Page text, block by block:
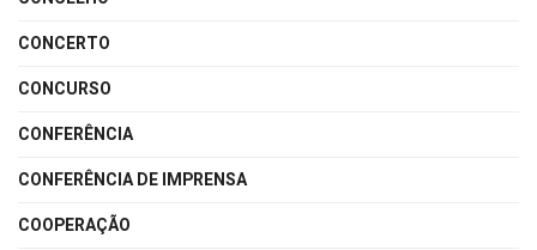
CONCERTO
CONCURSO
CONFERÊNCIA
CONFERÊNCIA DE IMPRENSA
COOPERAÇÃO